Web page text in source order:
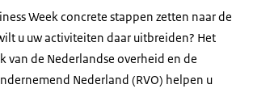
Week concrete stappen zetten naar de
u uw activiteiten daar uitbreiden? Het
van de Nederlandse overheid en de
Nederland (RVO) helpen u